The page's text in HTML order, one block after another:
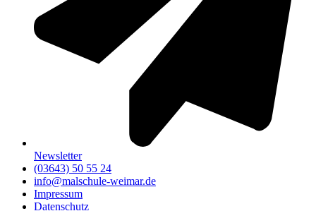
Newsletter
(03643) 50 55 24
info@malschule-weimar.de
Impressum
Datenschutz